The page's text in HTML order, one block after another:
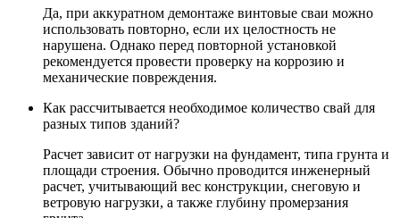
Да, при аккуратном демонтаже винтовые сваи можно
использовать повторно, если их целостность не
нарушена. Однако перед повторной установкой
рекомендуется провести проверку на коррозию и
механические повреждения.
Как рассчитывается необходимое количество свай для
разных типов зданий?
Расчет зависит от нагрузки на фундамент, типа грунта и
площади строения. Обычно проводится инженерный
расчет, учитывающий вес конструкции, снеговую и
ветровую нагрузки, а также глубину промерзания